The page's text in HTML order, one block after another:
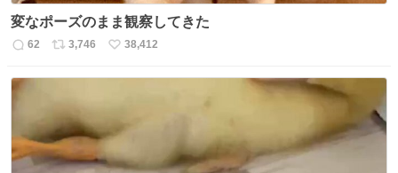
変なポーズのまま観察してきた
返
数
62
リ
数
3,746
い
38,412